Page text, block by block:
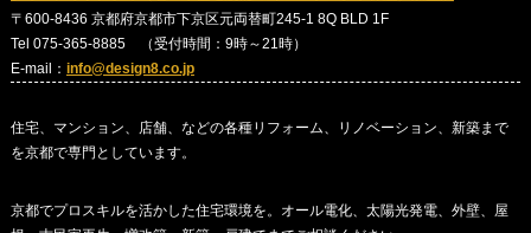
〒600-8436 京都府京都市下京区元両替町245-1 8Q BLD 1F
Tel 075-365-8885 （受付時間：9時～21時）
E-mail： info@design8.co.jp
住宅、マンション、店舗、などの各種リフォーム、リノベーション、新築まで
を京都で専門としています。
京都でプロスキルを活かした住宅環境を。オール電化、太陽光発電、外壁、屋